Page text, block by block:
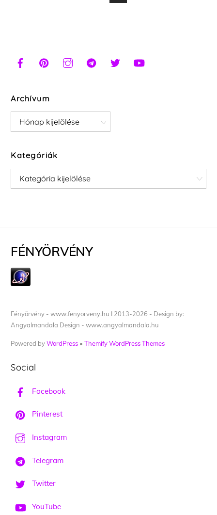
Archívum
Archívum
Kategóriák
Kategóriák
FÉNYÖRVÉNY
Fényörvény - www.fenyorveny.hu I 2013-2026 - Design by:
Angyalmandala Design - www.angyalmandala.hu
Powered byWordPress •Themify WordPress Themes
Social
Facebook
Pinterest
Instagram
Telegram
Twitter
YouTube